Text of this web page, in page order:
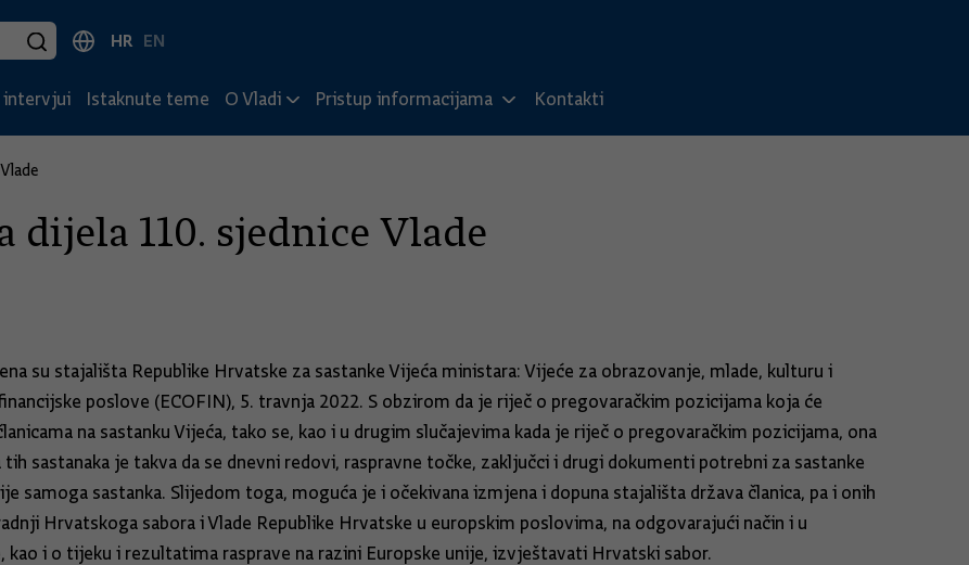
HR EN
intervjui Istaknute teme O Vladi Pristup informacijama Kontakti
dijela 110. sjednice Vlade
su stajališta Republike Hrvatske za sastanke Vijeća ministara: Vijeće za obrazovanje, mlade, kulturu i
poslove (ECOFIN), 5. travnja 2022. S obzirom da je riječ o pregovaračkim pozicijama koja će
na sastanku Vijeća, tako se, kao i u drugim slučajevima kada je riječ o pregovaračkim pozicijama, ona
sastanaka je takva da se dnevni redovi, raspravne točke, zaključci i drugi dokumenti potrebni za sastanke
samoga sastanka. Slijedom toga, moguća je i očekivana izmjena i dopuna stajališta država članica, pa i onih
Hrvatskoga sabora i Vlade Republike Hrvatske u europskim poslovima, na odgovarajući način i u
i o tijeku i rezultatima rasprave na razini Europske unije, izvještavati Hrvatski sabor.